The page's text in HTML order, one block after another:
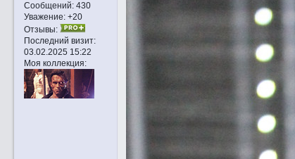
Сообщений:430
Уважение: +20
Отзывы:
Последний визит:
03.02.2025 15:22
Моя коллекция: